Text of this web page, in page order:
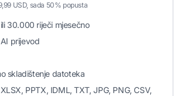
USD, sada 50% popusta
30.000 riječi mjesečno
prijevod
skladištenje datoteka
PPTX, IDML, TXT, JPG, PNG, CSV,